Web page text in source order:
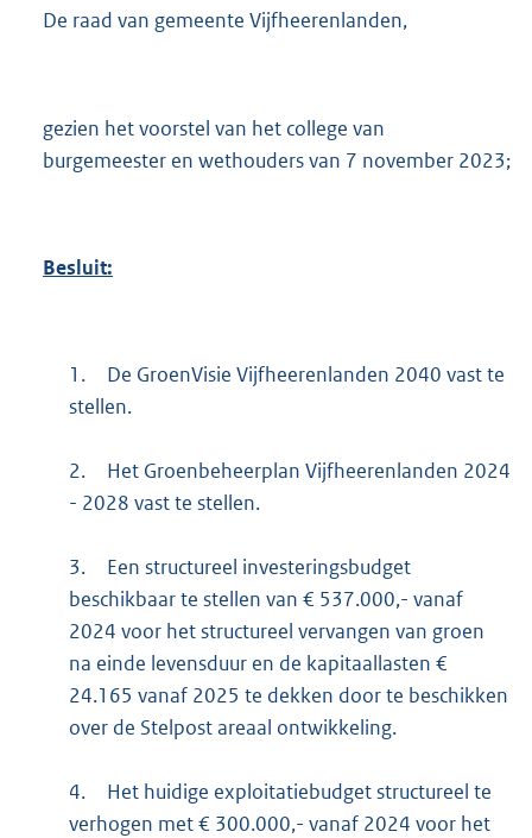
t
1
1
De raad van gemeente Vijfheerenlanden,
gezien het voorstel van het college van
burgemeester en wethouders van 7 november 2023;
Besluit:
1.
De GroenVisie Vijfheerenlanden 2040 vast te
stellen.
2.
Het Groenbeheerplan Vijfheerenlanden 2024
- 2028 vast te stellen.
3.
Een structureel investeringsbudget
beschikbaar te stellen van € 537.000,- vanaf
2024 voor het structureel vervangen van groen
na einde levensduur en de kapitaallasten €
24.165 vanaf 2025 te dekken door te beschikken
over de Stelpost areaal ontwikkeling.
4.
Het huidige exploitatiebudget structureel te
verhogen met € 300.000,- vanaf 2024 voor het